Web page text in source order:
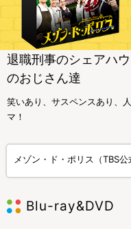
退職刑事のシェアハ
のおじさん達
笑いあり、サスペンスあり、
マ！
メゾン・ド・ポリス（TBS公
Blu-ray&DVD